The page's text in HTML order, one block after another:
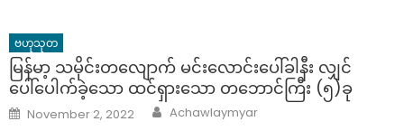
ဗဟုသုတ
မြန်မာ့ သမိုင်းတလျောက် မင်းလောင်းပေါ်ခါနီး လျှင်
ပေါ်ပေါက်ခဲ့သော ထင်ရှားသော တဘောင်ကြီး (၅)ခု
Posted
on
November 2, 2022 Author
Achawlaymyar